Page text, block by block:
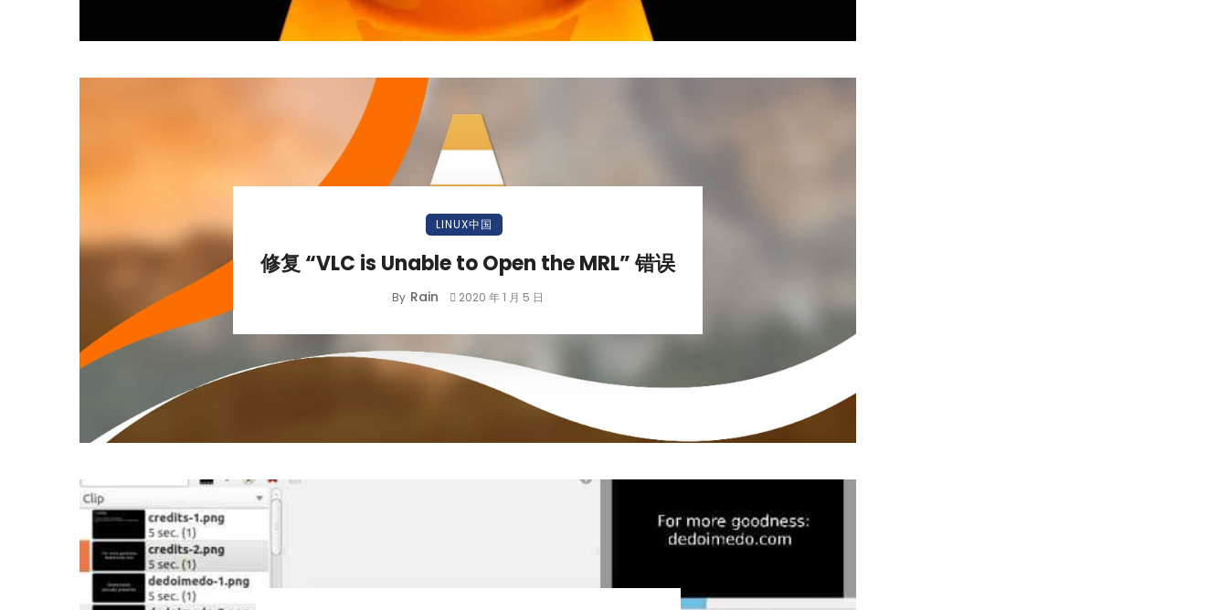
LINUX中国
修复 “VLC is Unable to Open the MRL” 错误
By Rain 2020 年 1 月 5 日